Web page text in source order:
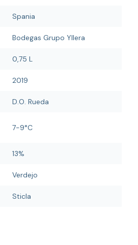
Spania
Bodegas Grupo Yllera
0,75 L
2019
D.O. Rueda
7-9°C
13%
Verdejo
Sticla